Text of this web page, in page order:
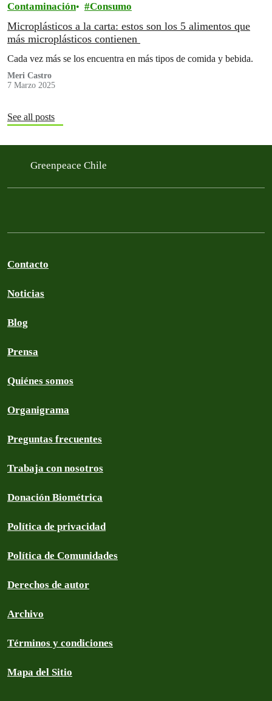
Contaminación Consumo
Microplásticos a la carta: estos son los 5 alimentos que
más microplásticos contienen
Cada vez más se los encuentra en más tipos de comida y bebida.
Meri Castro
7 Marzo 2025
See all posts
Greenpeace Chile
Contacto
Noticias
Blog
Prensa
Quiénes somos
Organigrama
Preguntas frecuentes
Trabaja con nosotros
Donación Biométrica
Política de privacidad
Política de Comunidades
Derechos de autor
Archivo
Términos y condiciones
Mapa del Sitio